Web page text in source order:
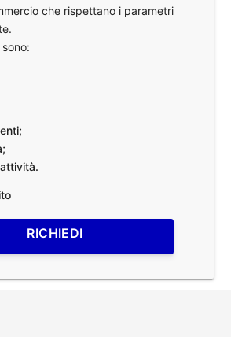
che rispettano i parametri
RICHIEDI